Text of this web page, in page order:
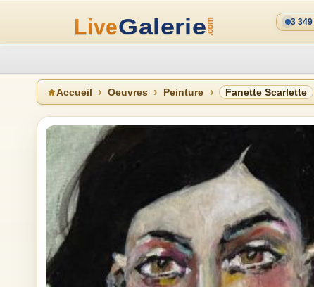
3 349
Accueil Oeuvres Peinture Fanette Scarlette